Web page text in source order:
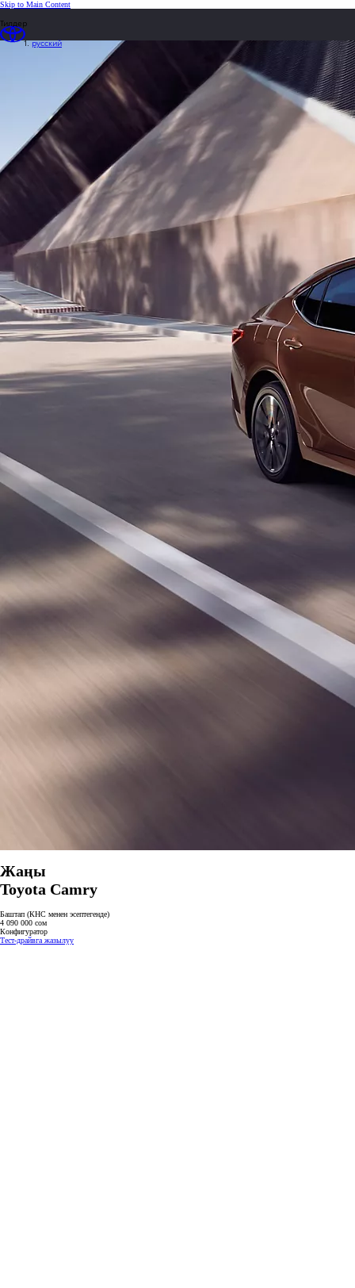
Skip to Main Content(Press Enter)
Тилдер
русский
Жаңы
Toyota Camry
Баштап (КНС менен эсептегенде)
4 090 000 сом
Конфигуратор
Тест-драйвга жазылуу